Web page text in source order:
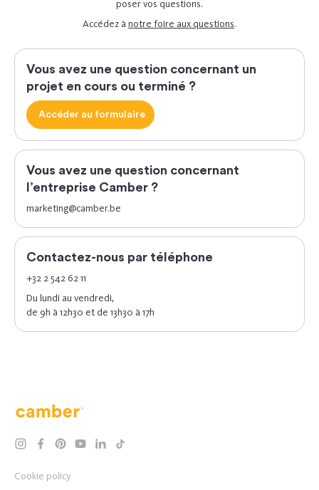
poser vos questions.
Accédez à notre foire aux questions.
Vous avez une question concernant un
projet en cours ou terminé ?
Accéder au formulaire
Vous avez une question concernant
l’entreprise Camber ?
marketing@camber.be
Contactez-nous par téléphone
+32 2 542 62 11
Du lundi au vendredi,
de 9h à 12h30 et de 13h30 à 17h
Camber
instagramfacebookpinterestyoutubelinkedintiktok
Cookie policy